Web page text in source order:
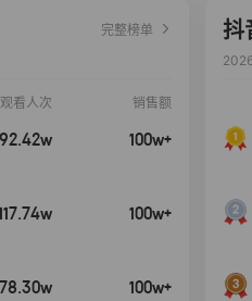
完整榜单
观看人次 销售额
92.42w 100w+
100w+
100w+
抖